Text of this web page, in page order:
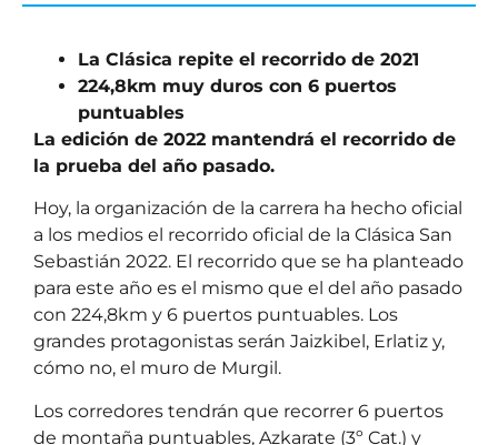
La Clásica repite el recorrido de 2021
224,8km muy duros con 6 puertos
puntuables
La edición de 2022 mantendrá el recorrido de
la prueba del año pasado.
Hoy, la organización de la carrera ha hecho oficial
a los medios el recorrido oficial de la Clásica San
Sebastián 2022. El recorrido que se ha planteado
para este año es el mismo que el del año pasado
con 224,8km y 6 puertos puntuables. Los
grandes protagonistas serán Jaizkibel, Erlatiz y,
cómo no, el muro de Murgil.
Los corredores tendrán que recorrer 6 puertos
de montaña puntuables, Azkarate (3º Cat.) y